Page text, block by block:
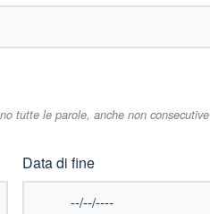
tutte le parole, anche non consecutive
Data di fine